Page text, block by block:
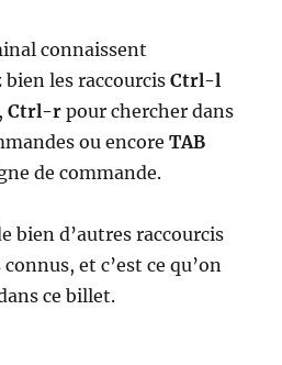
connaissent
bien les raccourcisCtrl-l
Ctrl-r pour chercher dans
ou encoreTAB
de commande.
bien d’autres raccourcis
et c’est ce qu’on
ce billet.